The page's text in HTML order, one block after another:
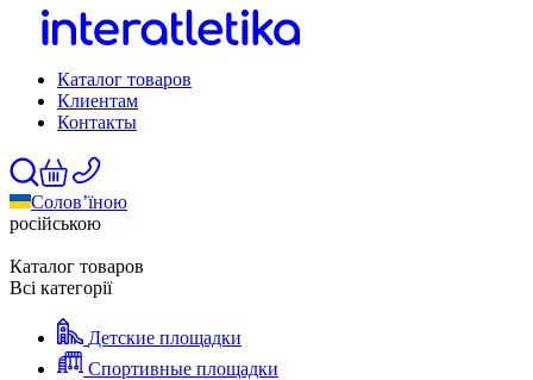
Каталог товаров
Клиентам
Контакты
Солов’їною
російською
Каталог товаров
Всі категорії
Детские площадки
Спортивные площадки